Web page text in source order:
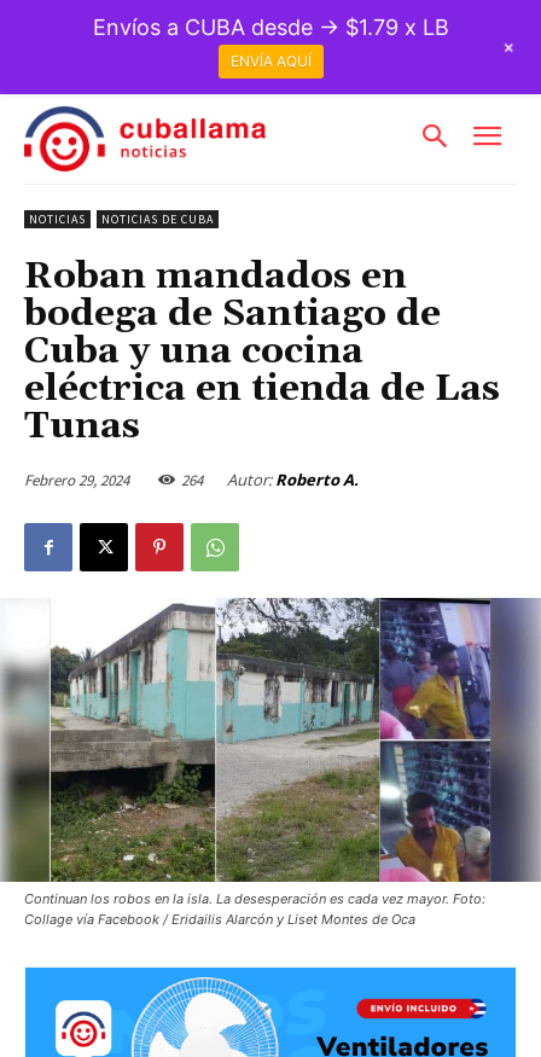
NOTICIAS NOTICIAS DE CUBA
Roban mandados en
bodega de Santiago de
Cuba y una cocina
eléctrica en tienda de Las
Tunas
Febrero 29, 2024 264 Autor: Roberto A.
Continuan los robos en la isla. La desesperación es cada vez mayor. Foto:
Collage vía Facebook / Eridailis Alarcón y Liset Montes de Oca
Envíos a CUBA desde → $1.79 x LB
ENVÍA AQUÍ
+